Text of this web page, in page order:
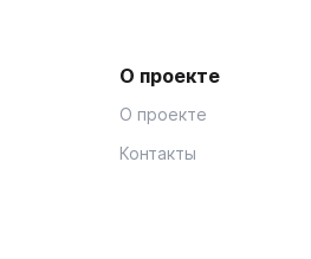
О проекте
О проекте
Контакты